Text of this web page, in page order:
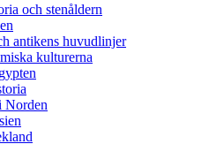
och stenåldern
antikens huvudlinjer
kulturerna
Norden